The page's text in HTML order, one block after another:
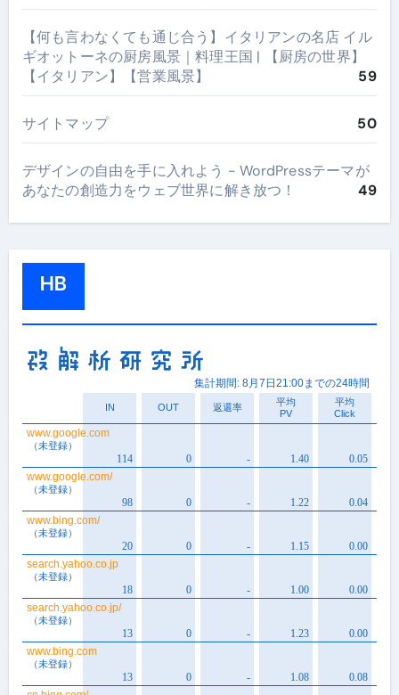
【何も言わなくても通じ合う】イタリアンの名店 イル
ギオットーネの厨房風景｜料理王国 | 【厨房の世界】
【イタリアン】【営業風景】
59
サイトマップ 50
デザインの自由を手に入れよう - WordPressテーマが
あなたの創造力をウェブ世界に解き放つ！
49
HB